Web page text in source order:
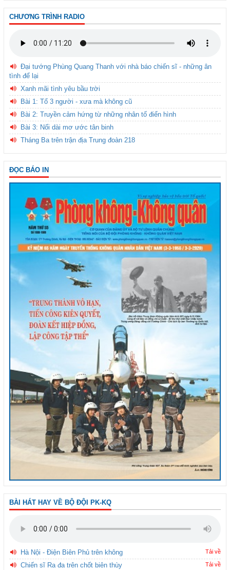
CHƯƠNG TRÌNH RADIO
Đại tướng Phùng Quang Thanh với nhà báo chiến sĩ - những ân
tình để lại
Xanh mãi tình yêu bầu trời
Bài 1: Tổ 3 người - xưa mà không cũ
Bài 2: Truyền cảm hứng từ những nhân tố điển hình
Bài 3: Nối dài mơ ước tân binh
Tháng Ba trên trận địa Trung đoàn 218
ĐỌC BÁO IN
BÀI HÁT HAY VỀ BỘ ĐỘI PK-KQ
Hà Nội - Điện Biên Phủ trên không Tải về
Chiến sĩ Ra đa trên chốt biên thùy Tải về